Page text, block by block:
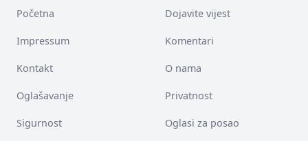
Početna Dojavite vijest
Impressum Komentari
Kontakt O nama
Oglašavanje Privatnost
Sigurnost Oglasi za posao